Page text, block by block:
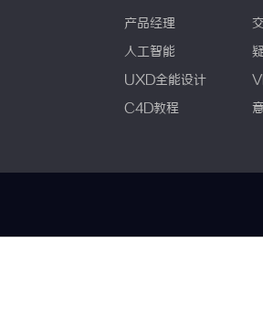
产品经理
人工智能
UXD全能设计
C4D教程